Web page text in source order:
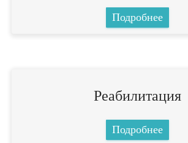
Подробнее
Реабилитация
Подробнее